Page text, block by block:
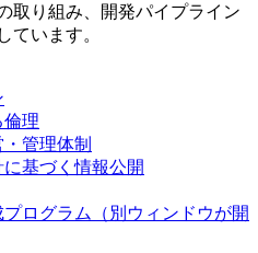
取り組み、開発パイプライン
ています。
倫理
管理体制
基づく情報公開
ログラム
（別ウィンドウが開